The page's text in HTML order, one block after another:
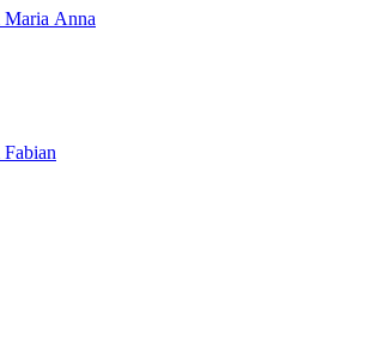
Maria Anna
Fabian